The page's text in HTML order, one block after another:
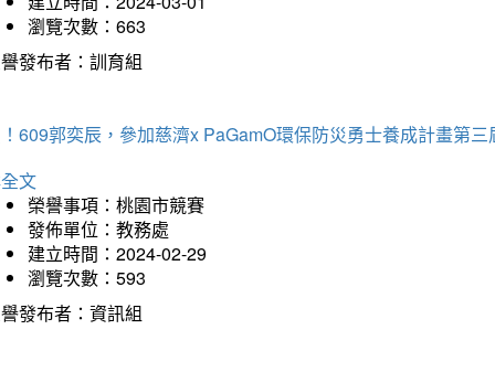
瀏覽次數：663
發布者：訓育組
609郭奕辰，參加慈濟x PaGamO環保防災勇士養成計畫第
文
榮譽事項：桃園市競賽
發佈單位：教務處
建立時間：2024-02-29
瀏覽次數：593
發布者：資訊組